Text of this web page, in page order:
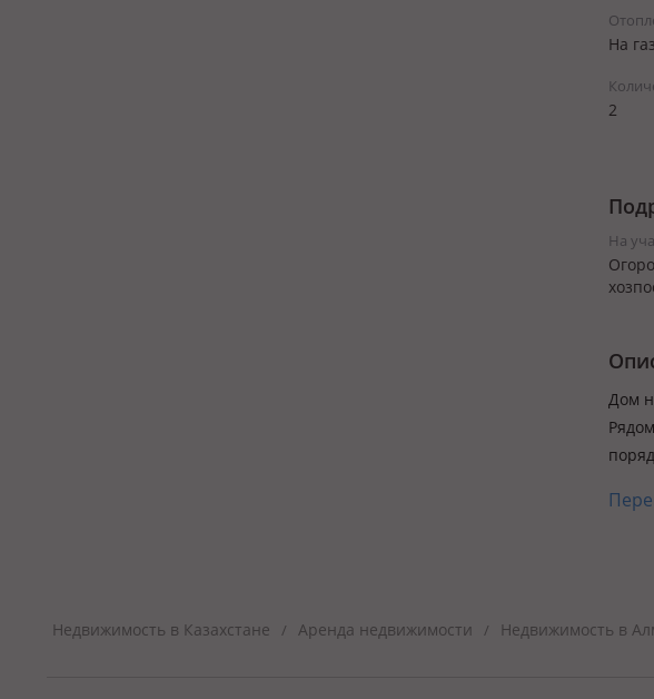
На
2
На
Дом
Недвижимость в Казахстане / Аренда недвижимости / Недвижимость в